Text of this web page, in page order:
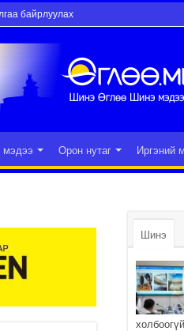
байрлуулах
мэдээ Орон нутаг Иргэний
Шинэ